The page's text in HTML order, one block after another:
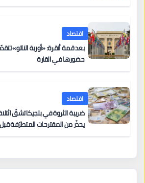
اقتصاد
بعد قمة أنقرة: «أوربة الناتو»
حضورها في القارة
اقتصاد
ضريبة الثروة في
يحذّر من المقترحات المتطرّفة